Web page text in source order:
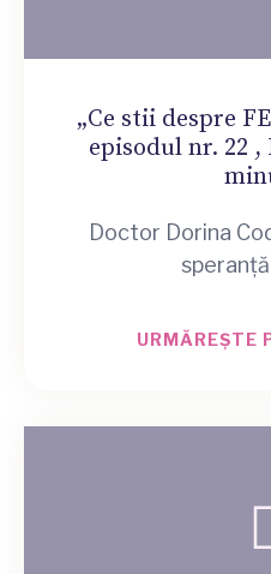
„Ce stii despre
episodul nr. 22 ,
Doctor Dorina
URMĂREȘTE